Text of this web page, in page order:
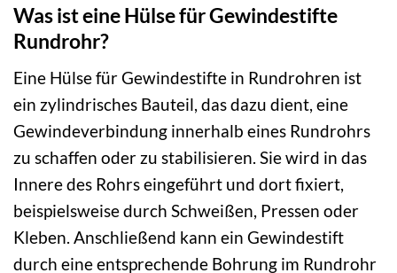
Was ist eine Hülse für Gewindestifte
Rundrohr?
Eine Hülse für Gewindestifte in Rundrohren ist
ein zylindrisches Bauteil, das dazu dient, eine
Gewindeverbindung innerhalb eines Rundrohrs
zu schaffen oder zu stabilisieren. Sie wird in das
Innere des Rohrs eingeführt und dort fixiert,
beispielsweise durch Schweißen, Pressen oder
Kleben. Anschließend kann ein Gewindestift
durch eine entsprechende Bohrung im Rundrohr